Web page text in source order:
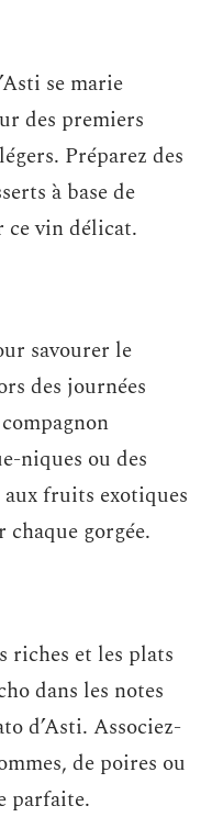
se marie
des premiers
Préparez des
à base de
ce vin délicat.
savourer le
des journées
niques ou des
fruits exotiques
gorgée.
riches et les plats
dans les notes
d’Asti. Associez-
de poires ou
parfaite.